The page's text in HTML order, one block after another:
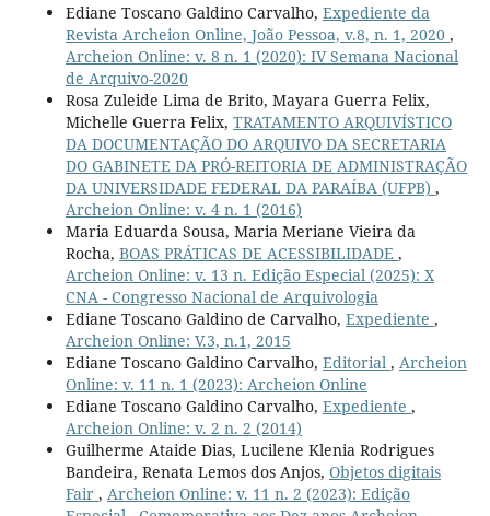
Ediane Toscano Galdino Carvalho, Expediente da
Revista Archeion Online, João Pessoa, v.8, n. 1, 2020 ,
Archeion Online: v. 8 n. 1 (2020): IV Semana Nacional
de Arquivo-2020
Rosa Zuleide Lima de Brito, Mayara Guerra Felix,
Michelle Guerra Felix, TRATAMENTO ARQUIVÍSTICO
DA DOCUMENTAÇÃO DO ARQUIVO DA SECRETARIA
DO GABINETE DA PRÓ-REITORIA DE ADMINISTRAÇÃO
DA UNIVERSIDADE FEDERAL DA PARAÍBA (UFPB) ,
Archeion Online: v. 4 n. 1 (2016)
Maria Eduarda Sousa, Maria Meriane Vieira da
Rocha, BOAS PRÁTICAS DE ACESSIBILIDADE ,
Archeion Online: v. 13 n. Edição Especial (2025): X
CNA - Congresso Nacional de Arquivologia
Ediane Toscano Galdino de Carvalho, Expediente ,
Archeion Online: V.3, n.1, 2015
Ediane Toscano Galdino Carvalho, Editorial , Archeion
Online: v. 11 n. 1 (2023): Archeion Online
Ediane Toscano Galdino Carvalho, Expediente ,
Archeion Online: v. 2 n. 2 (2014)
Guilherme Ataide Dias, Lucilene Klenia Rodrigues
Bandeira, Renata Lemos dos Anjos, Objetos digitais
Fair , Archeion Online: v. 11 n. 2 (2023): Edição